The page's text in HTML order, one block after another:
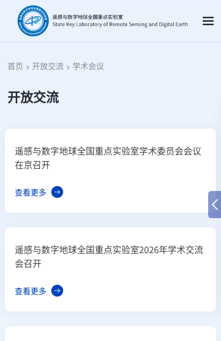
首页 开放交流 学术会议
开放交流
遥感与数字地球全国重点实验室学术委员会会议
在京召开
查看更多
遥感与数字地球全国重点实验室2026年学术交流
会召开
查看更多